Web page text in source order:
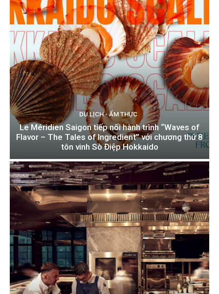
DU LỊCH - ẨM THỰC
Le Méridien Saigon tiếp nối hành trình “Waves of
Flavor – The Tales of Ingredient” với chương thứ 8
tôn vinh Sò Điệp Hokkaido